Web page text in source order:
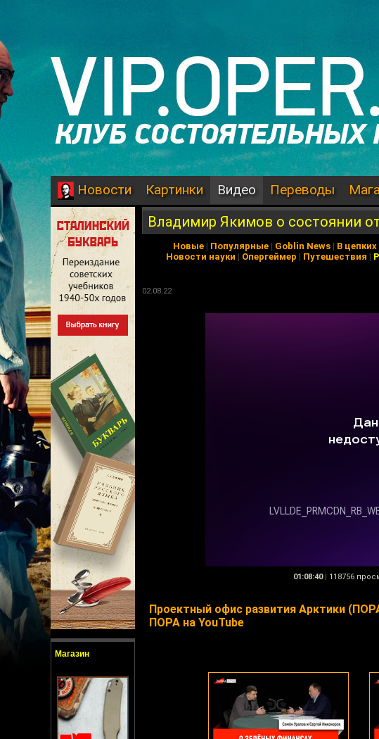
Новости Картинки Видео Переводы
Магазин
Владимир Якимов о состоянии
Новые | Популярные | Goblin News | В
Новости науки | Опергеймер | Путешествия |
02.08.22
01:08:40 | 118756
Проектный офис развития Арктики
ПОРА на YouTube